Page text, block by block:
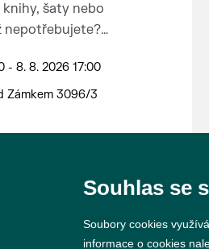
šaty nebo
nepotřebujete?
jiného?
sbírky, která
/ nevhodné /
před začátkem,
- 8. 8. 2026 17:00
Zámkem 3096/3
Souhlas se
Soubory cookies
informace o cookies